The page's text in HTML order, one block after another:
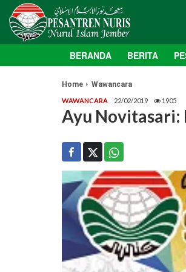
BERANDA BERITA
Home Wawancara
WAWANCARA 22/02/2019 1905
Ayu Novitasari: